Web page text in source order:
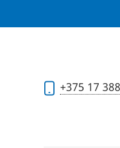
+375 17